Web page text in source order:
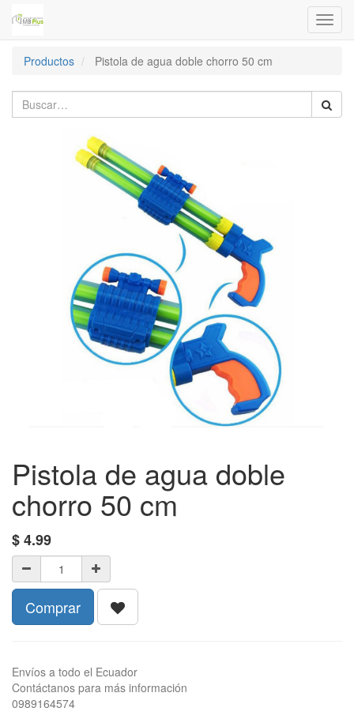
Menú
de
Productos Pistola de agua doble chorro 50 cm
Pistola de agua doble
chorro 50 cm
$4.99
Comprar
Envíos a todo el Ecuador
Contáctanos para más información
0989164574